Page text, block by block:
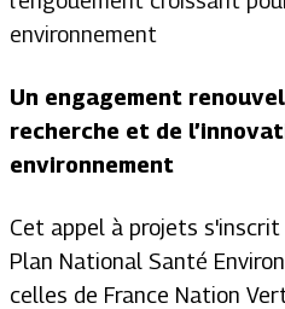
environnement
Un engagement
recherche et de
environnement
Cet appel à projets
Plan National Santé
celles de France Nation